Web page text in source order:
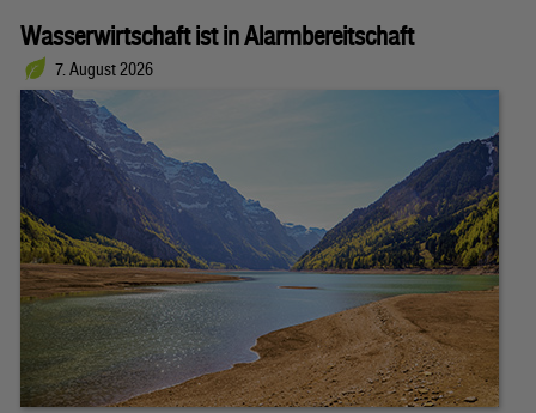
Wasserwirtschaft ist in Alarmbereitschaft
7. August 2026